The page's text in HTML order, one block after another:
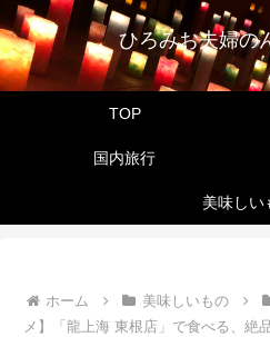
ひろみお夫婦の
TOP
国内旅行
美味しい
ホーム 美味しいもの
メ】「龍上海 東根店」で食べる、絶